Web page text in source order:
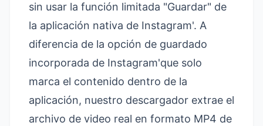
sin usar la función limitada "Guardar" de
la aplicación nativa de Instagram'. A
diferencia de la opción de guardado
incorporada de Instagram'que solo
marca el contenido dentro de la
aplicación, nuestro descargador extrae el
archivo de video real en formato MP4 de